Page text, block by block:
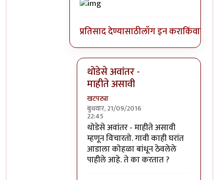
प्रतिसाद देण्यासाठीलॉग इन कराकिंवा
थोडेसे अवांतर -
माहीते असावी
खटपट्या
बुधवार, 21/09/2016
22:45
In reply toहे स्वमतीमंदत्व आहे असे आता
थोडेसे अवांतर - माहीते असावी
म्हणून विचारतो. गावी काही घरांत
आडाला कोहळा बांधून ठेवलेले
पाहीले आहे. ते का करतात ?